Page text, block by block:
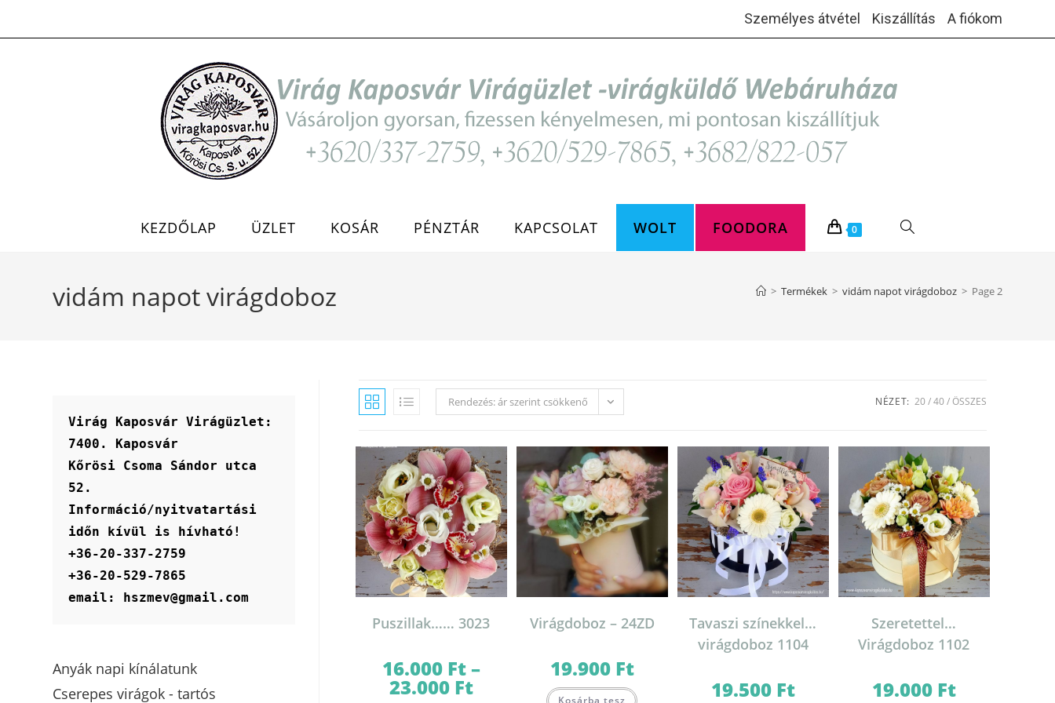
Személyes átvétel Kiszállítás A fiókom
KEZDŐLAP ÜZLET KOSÁR PÉNZTÁR KAPCSOLAT WOLT FOODORA 0 TOGGLE
vidám napot virágdoboz > Termékek > vidám napot virágdoboz > Page 2
Rendezés: ár szerint csökkenő NÉZET: 20 40 ÖSSZES
Puszillak…… 3023
16.000 Ft–
23.000 FtÁrtartomány:
16.000 Ft
Virágdoboz – 24ZD
19.900 Ft
Tavaszi színekkel…
virágdoboz 1104
19.500 Ft
Szeretettel…
Virágdoboz 1102
19.000 Ft
Virág Kaposvár Virágüzlet:
7400. Kaposvár
Kőrösi Csoma Sándor utca
52.
Információ/nyitvatartási
időn kívül is hívható!
+36-20-337-2759
+36-20-529-7865
email: hszmev@gmail.com
Anyák napi kínálatunk
Cserepes virágok - tartós